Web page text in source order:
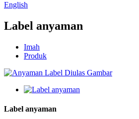
English
Label anyaman
Imah
Produk
Label anyaman